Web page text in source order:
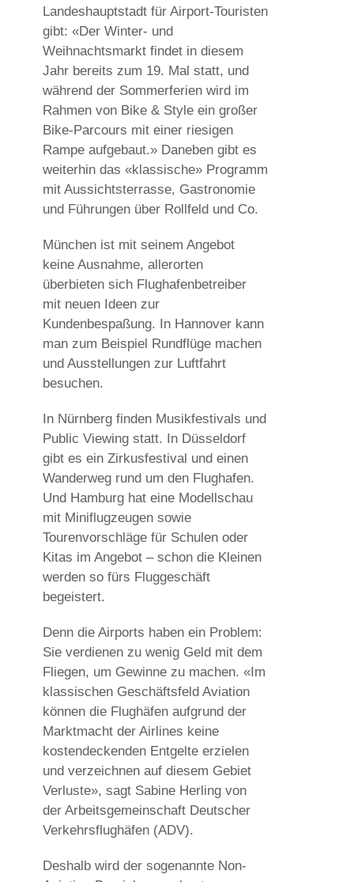
Landeshauptstadt für Airport-Touristen
gibt: «Der Winter- und
Weihnachtsmarkt findet in diesem
Jahr bereits zum 19. Mal statt, und
während der Sommerferien wird im
Rahmen von Bike & Style ein großer
Bike-Parcours mit einer riesigen
Rampe aufgebaut.» Daneben gibt es
weiterhin das «klassische» Programm
mit Aussichtsterrasse, Gastronomie
und Führungen über Rollfeld und Co.
München ist mit seinem Angebot
keine Ausnahme, allerorten
überbieten sich Flughafenbetreiber
mit neuen Ideen zur
Kundenbespaßung. In Hannover kann
man zum Beispiel Rundflüge machen
und Ausstellungen zur Luftfahrt
besuchen.
In Nürnberg finden Musikfestivals und
Public Viewing statt. In Düsseldorf
gibt es ein Zirkusfestival und einen
Wanderweg rund um den Flughafen.
Und Hamburg hat eine Modellschau
mit Miniflugzeugen sowie
Tourenvorschläge für Schulen oder
Kitas im Angebot – schon die Kleinen
werden so fürs Fluggeschäft
begeistert.
Denn die Airports haben ein Problem:
Sie verdienen zu wenig Geld mit dem
Fliegen, um Gewinne zu machen. «Im
klassischen Geschäftsfeld Aviation
können die Flughäfen aufgrund der
Marktmacht der Airlines keine
kostendeckenden Entgelte erzielen
und verzeichnen auf diesem Gebiet
Verluste», sagt Sabine Herling von
der Arbeitsgemeinschaft Deutscher
Verkehrsflughäfen (ADV).
Deshalb wird der sogenannte Non-